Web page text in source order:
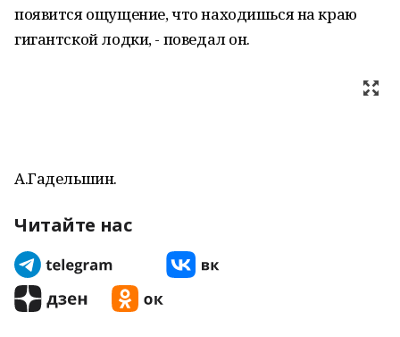
появится ощущение, что находишься на краю
гигантской лодки, - поведал он.
А.Гадельшин.
Читайте нас